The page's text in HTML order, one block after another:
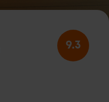
9.3